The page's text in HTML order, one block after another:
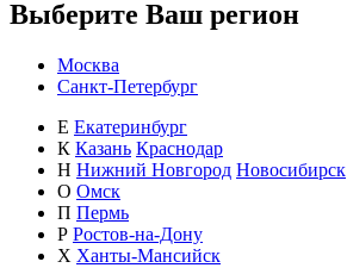
Выберите Ваш регион
Москва
Санкт-Петербург
Е Екатеринбург
К Казань Краснодар
Н Нижний Новгород Новосибирск
О Омск
П Пермь
Р Ростов-на-Дону
Х Ханты-Мансийск